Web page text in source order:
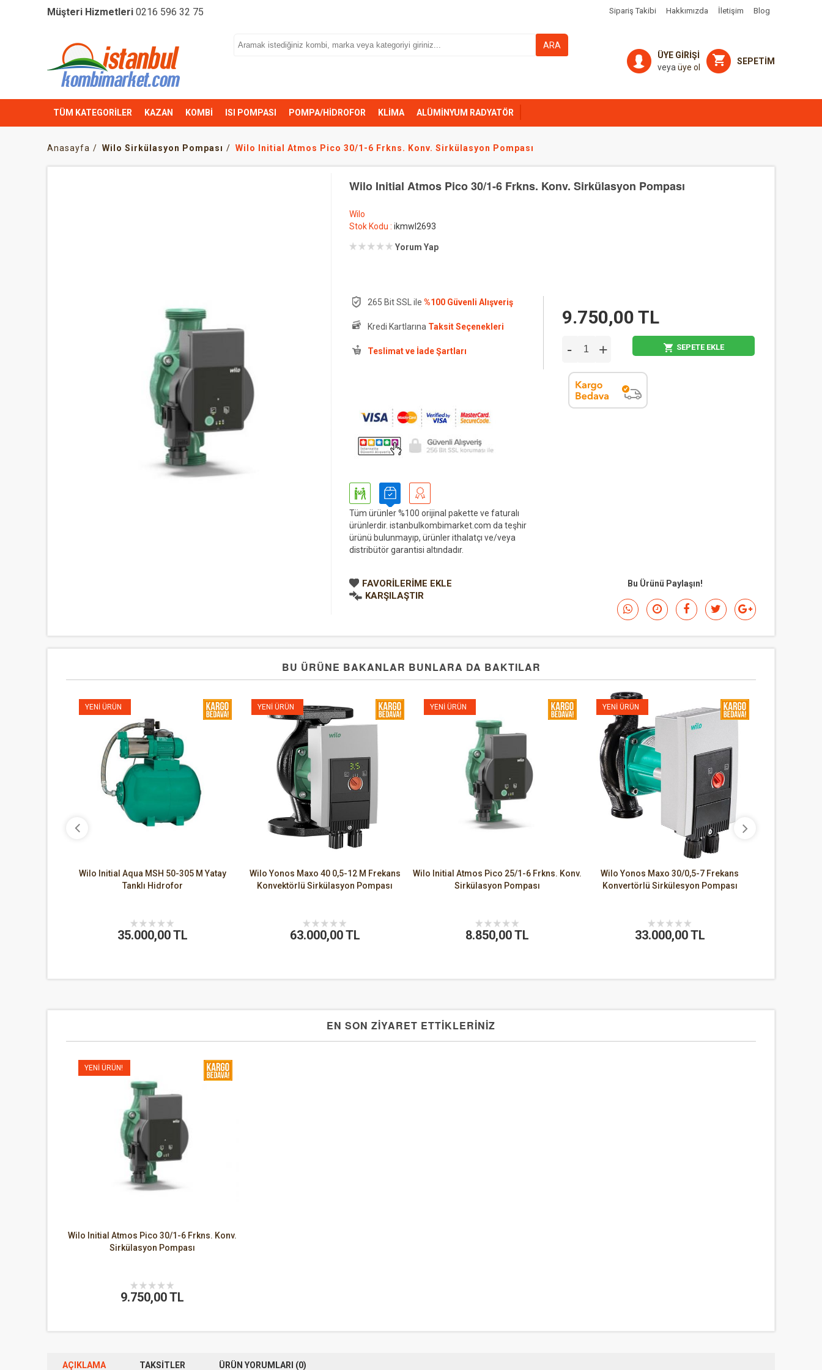
Müşteri Hizmetleri 0216 596 32 75 Sipariş Takibi Hakkımızda İletişim Blog
ARA
ÜYE GİRİŞİ
veya üye ol
SEPETİM
TÜM KATEGORİLER KAZAN KOMBİ ISI POMPASI POMPA/HİDROFOR KLİMA ALÜMİNYUM RADYATÖR
Anasayfa Wilo Sirkülasyon Pompası Wilo Initial Atmos Pico 30/1-6 Frkns. Konv. Sirkülasyon Pompası
Wilo Initial Atmos Pico 30/1-6 Frkns. Konv. Sirkülasyon Pompası
Wilo
Stok Kodu :ikmwl2693
Yorum Yap
265 Bit SSL ile%100 Güvenli Alışveriş
Kredi Kartlarına Taksit Seçenekleri
Teslimat ve İade Şartları
9.750,00 TL
- + SEPETE EKLE
Tüm ürünler %100 orijinal pakette ve faturalı
ürünlerdir. istanbulkombimarket.com da teşhir
ürünü bulunmayıp, ürünler ithalatçı ve/veya
distribütör garantisi altındadır.
FAVORILERIME EKLE
KARŞILAŞTIR
Bu Ürünü Paylaşın!
BU ÜRÜNE BAKANLAR BUNLARA DA BAKTILAR
Wilo Initial Aqua MSH 50-305 M Yatay
Tanklı Hidrofor
YENI ÜRÜN
35.000,00 TL
Wilo Yonos Maxo 40 0,5-12 M Frekans
Konvektörlü Sirkülasyon Pompası
YENI ÜRÜN
63.000,00 TL
Wilo Initial Atmos Pico 25/1-6 Frkns. Konv.
Sirkülasyon Pompası
YENI ÜRÜN
8.850,00 TL
Wilo Yonos Maxo 30/0,5-7 Frekans
Konvertörlü Sirkülesyon Pompası
YENI ÜRÜN
33.000,00 TL
EN SON ZİYARET ETTİKLERİNİZ
Wilo Initial Atmos Pico 30/1-6 Frkns. Konv.
Sirkülasyon Pompası
YENI ÜRÜN!
9.750,00 TL
AÇIKLAMA TAKSITLER ÜRÜN YORUMLARI (0)